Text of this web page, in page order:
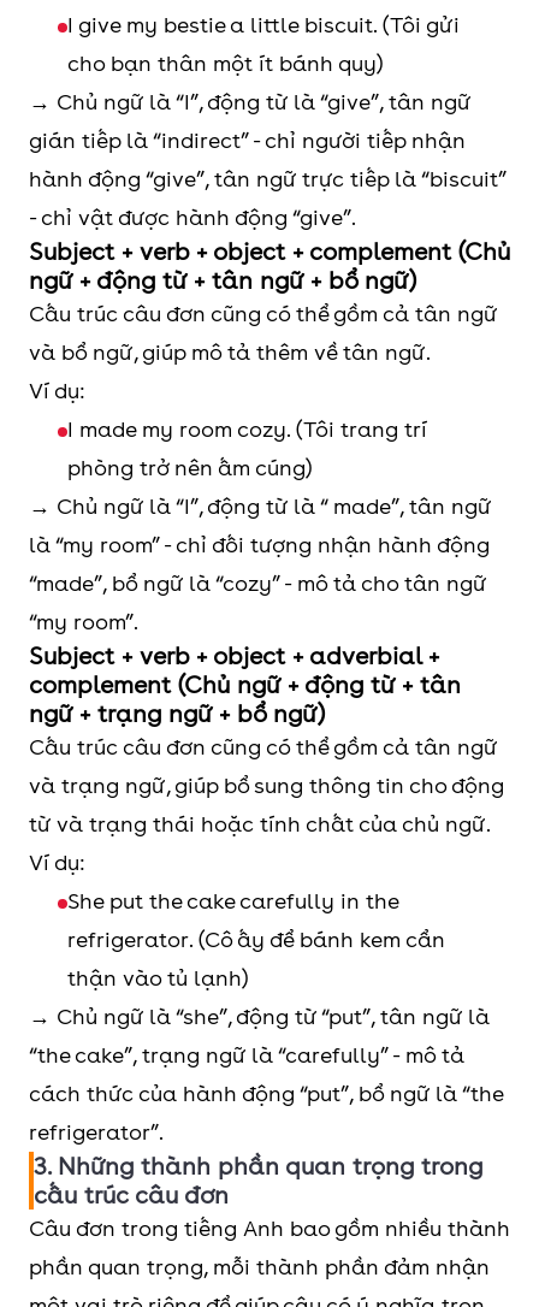
I give my bestie a little biscuit. (Tôi gửi
cho bạn thân một ít bánh quy)
→ Chủ ngữ là “I”, động từ là “give”, tân ngữ
gián tiếp là “indirect” - chỉ người tiếp nhận
hành động “give”, tân ngữ trực tiếp là “biscuit”
- chỉ vật được hành động “give”.
Subject + verb + object + complement (Chủ
ngữ + động từ + tân ngữ + bổ ngữ)
Cấu trúc câu đơn cũng có thể gồm cả tân ngữ
và bổ ngữ, giúp mô tả thêm về tân ngữ.
Ví dụ:
I made my room cozy. (Tôi trang trí
phòng trở nên ấm cúng)
→ Chủ ngữ là “I”, động từ là “ made”, tân ngữ
là “my room” - chỉ đối tượng nhận hành động
“made”, bổ ngữ là “cozy” - mô tả cho tân ngữ
“my room”.
Subject + verb + object + adverbial +
complement (Chủ ngữ + động từ + tân
ngữ + trạng ngữ + bổ ngữ)
Cấu trúc câu đơn cũng có thể gồm cả tân ngữ
và trạng ngữ, giúp bổ sung thông tin cho động
từ và trạng thái hoặc tính chất của chủ ngữ.
Ví dụ:
She put the cake carefully in the
refrigerator. (Cô ấy để bánh kem cẩn
thận vào tủ lạnh)
→ Chủ ngữ là “she”, động từ “put”, tân ngữ là
“the cake”, trạng ngữ là “carefully” - mô tả
cách thức của hành động “put”, bổ ngữ là “the
refrigerator”.
3. Những thành phần quan trọng trong
cấu trúc câu đơn
Câu đơn trong tiếng Anh bao gồm nhiều thành
phần quan trọng, mỗi thành phần đảm nhận